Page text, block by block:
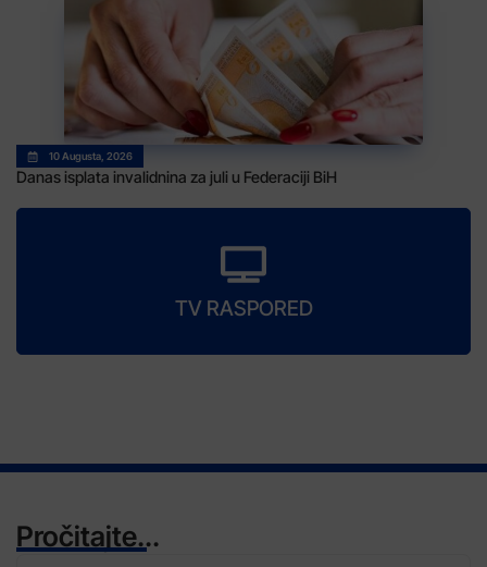
10 Augusta, 2026
Danas isplata invalidnina za juli u Federaciji BiH
TV RASPORED
Pročitajte...